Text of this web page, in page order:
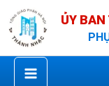
Nhảy
tới
nội
dung
ỦY